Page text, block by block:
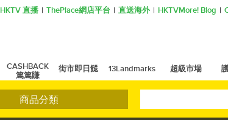
HKTV 直播 ThePlace網店平台 直送海外 HKTVMore! Blog
CASHBACK
篤篤賺
街市即日餸 13Landmarks 超級市場
商品分類